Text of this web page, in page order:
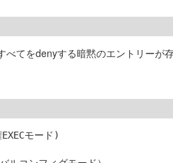
べてをdenyする暗黙のエントリーが
モード)